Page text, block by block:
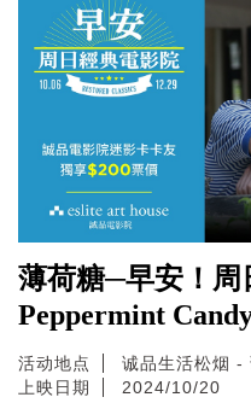
薄荷糖─早安！周
Peppermint
活动地点
诚品生活松烟 -
上映日期
2024/10/20